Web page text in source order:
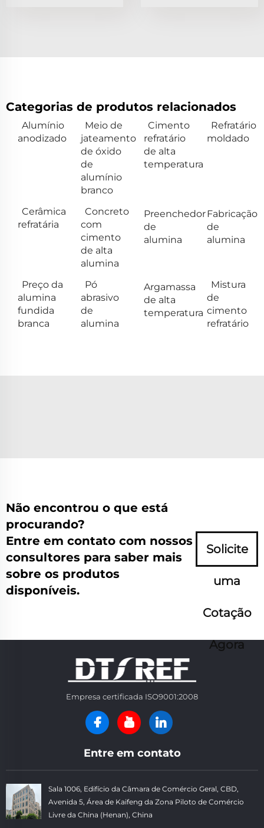
Categorias de produtos relacionados
Alumínio
anodizado
Meio de
jateamento
de óxido
de
alumínio
branco
Cimento
refratário
de alta
temperatura
Refratário
moldado
Cerâmica
refratária
Concreto
com
cimento
de alta
alumina
Preenchedor
de
alumina
Fabricação
de
alumina
Preço da
alumina
fundida
branca
Pó
abrasivo
de
alumina
Argamassa
de alta
temperatura
Mistura
de
cimento
refratário
Não encontrou o que está
procurando?
Entre em contato com nossos
consultores para saber mais
sobre os produtos
disponíveis.
Solicite
uma
Cotação
Agora
Empresa certificada ISO9001:2008
Entre em contato
Sala 1006, Edifício da Câmara de Comércio Geral, CBD,
Avenida 5, Área de Kaifeng da Zona Piloto de Comércio
Livre da China (Henan), China